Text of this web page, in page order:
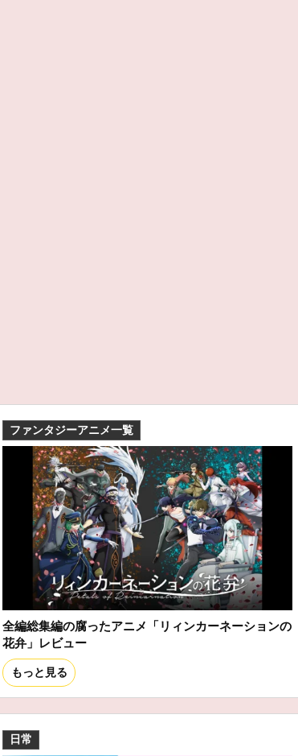
ファンタジーアニメ一覧
全編総集編の腐ったアニメ「リィンカーネーションの
花弁」レビュー
もっと見る
日常